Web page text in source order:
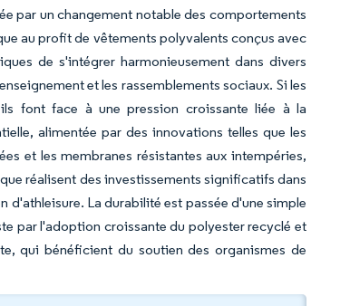
par un changement notable des comportements
au profit de vêtements polyvalents conçus avec
de s'intégrer harmonieusement dans divers
et les rassemblements sociaux. Si les
font face à une pression croissante liée à la
alimentée par des innovations telles que les
et les membranes résistantes aux intempéries,
réalisent des investissements significatifs dans
La durabilité est passée d'une simple
par l'adoption croissante du polyester recyclé et
qui bénéficient du soutien des organismes de